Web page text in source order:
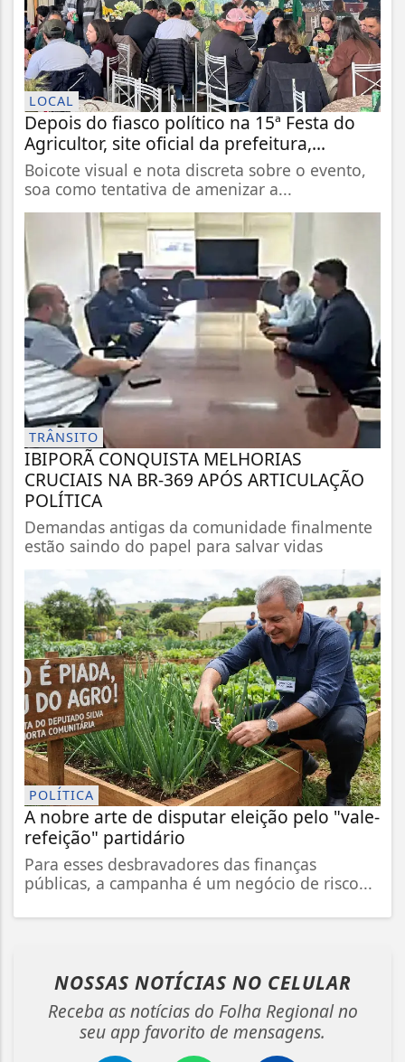
LOCAL
Depois do fiasco político na 15ª Festa do
Agricultor, site oficial da prefeitura,...
Boicote visual e nota discreta sobre o evento,
soa como tentativa de amenizar a...
TRÂNSITO
IBIPORÃ CONQUISTA MELHORIAS
CRUCIAIS NA BR-369 APÓS ARTICULAÇÃO
POLÍTICA
Demandas antigas da comunidade finalmente
estão saindo do papel para salvar vidas
POLÍTICA
A nobre arte de disputar eleição pelo "vale-
refeição" partidário
Para esses desbravadores das finanças
públicas, a campanha é um negócio de risco...
NOSSAS NOTÍCIAS NO CELULAR
Receba as notícias do Folha Regional no
seu app favorito de mensagens.